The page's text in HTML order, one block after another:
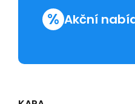
% Akční